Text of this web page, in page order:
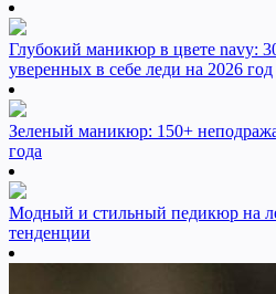
Глубокий маникюр в цвете navy:
уверенных в себе леди на 2026 год
Зеленый маникюр: 150+
года
Модный и стильный педикюр на
тенденции